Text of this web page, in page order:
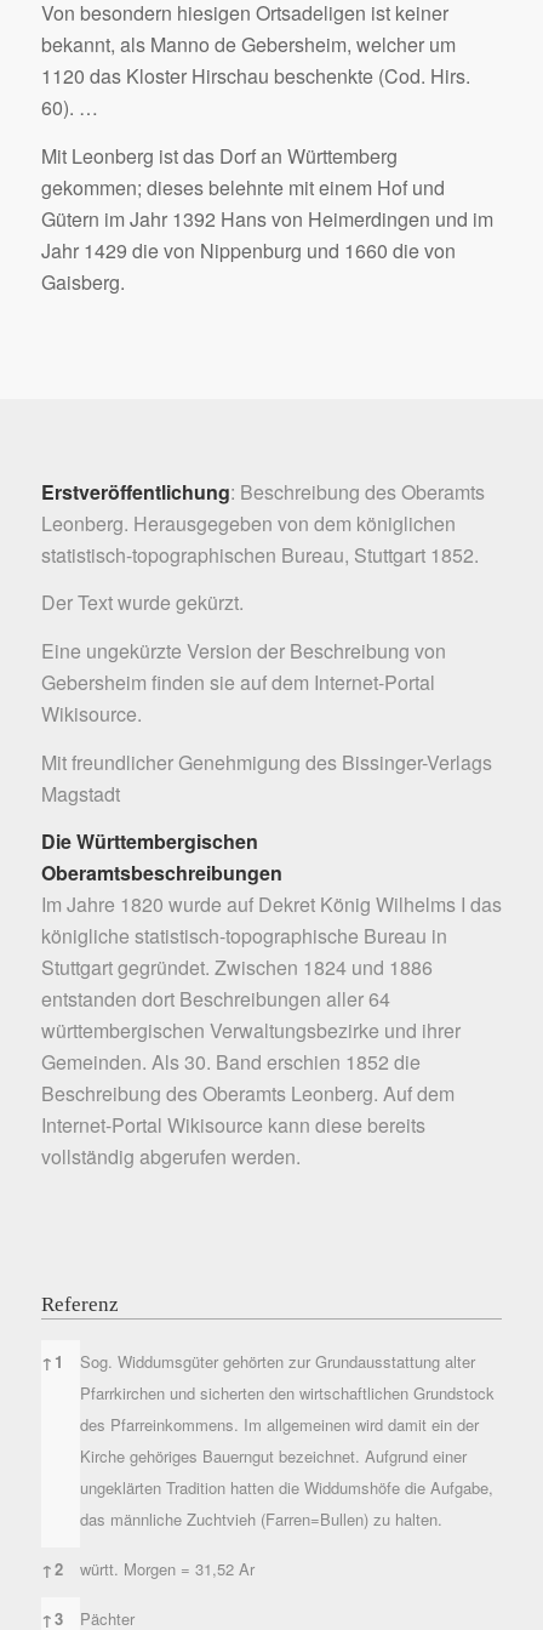
Von besondern hiesigen Ortsadeligen ist keiner
bekannt, als Manno de Gebersheim, welcher um
1120 das Kloster Hirschau beschenkte (Cod. Hirs.
60). …
Mit Leonberg ist das Dorf an Württemberg
gekommen; dieses belehnte mit einem Hof und
Gütern im Jahr 1392 Hans von Heimerdingen und im
Jahr 1429 die von Nippenburg und 1660 die von
Gaisberg.
Erstveröffentlichung: Beschreibung des Oberamts
Leonberg. Herausgegeben von dem königlichen
statistisch-topographischen Bureau, Stuttgart 1852.
Der Text wurde gekürzt.
Eine ungekürzte Version der Beschreibung von
Gebersheim finden sie auf dem Internet-Portal
Wikisource.
Mit freundlicher Genehmigung des Bissinger-Verlags
Magstadt
Die Württembergischen
Oberamtsbeschreibungen
Im Jahre 1820 wurde auf Dekret König Wilhelms I das
königliche statistisch-topographische Bureau in
Stuttgart gegründet. Zwischen 1824 und 1886
entstanden dort Beschreibungen aller 64
württembergischen Verwaltungsbezirke und ihrer
Gemeinden. Als 30. Band erschien 1852 die
Beschreibung des Oberamts Leonberg. Auf dem
Internet-Portal Wikisource kann diese bereits
vollständig abgerufen werden.
Referenz
↑ 1
Sog. Widdumsgüter gehörten zur Grundausstattung alter
Pfarrkirchen und sicherten den wirtschaftlichen Grundstock
des Pfarreinkommens. Im allgemeinen wird damit ein der
Kirche gehöriges Bauerngut bezeichnet. Aufgrund einer
ungeklärten Tradition hatten die Widdumshöfe die Aufgabe,
das männliche Zuchtvieh (Farren=Bullen) zu halten.
↑2 württ. Morgen = 31,52 Ar
↑3 Pächter